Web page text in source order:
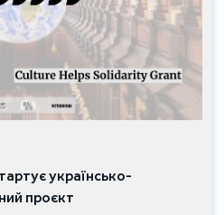
українсько-
проєкт